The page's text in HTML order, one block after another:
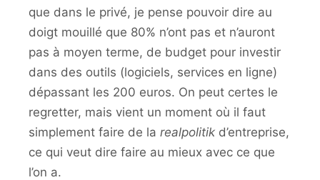
que dans le privé, je pense pouvoir dire au
doigt mouillé que 80% n’ont pas et n’auront
pas à moyen terme, de budget pour investir
dans des outils (logiciels, services en ligne)
dépassant les 200 euros. On peut certes le
regretter, mais vient un moment où il faut
simplement faire de la realpolitik d’entreprise,
ce qui veut dire faire au mieux avec ce que
l’on a.